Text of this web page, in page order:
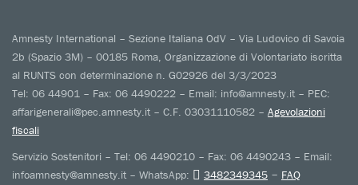
Amnesty International – Sezione Italiana OdV – Via Ludovico di Savoia
2b (Spazio 3M) – 00185 Roma, Organizzazione di Volontariato iscritta
al RUNTS con determinazione n. G02926 del 3/3/2023
Tel: 06 44901 – Fax: 06 4490222 – Email: info@amnesty.it – PEC:
affarigenerali@pec.amnesty.it – C.F. 03031110582 – Agevolazioni
fiscali
Servizio Sostenitori – Tel: 06 4490210 – Fax: 06 4490243 – Email:
infoamnesty@amnesty.it – WhatsApp:
3482349345 – FAQ